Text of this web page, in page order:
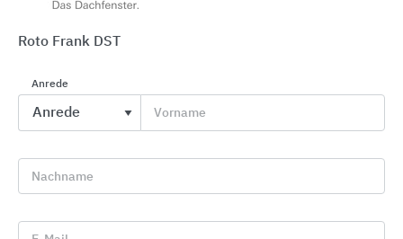
Roto Frank DST
Anrede
Vorname
Nachname